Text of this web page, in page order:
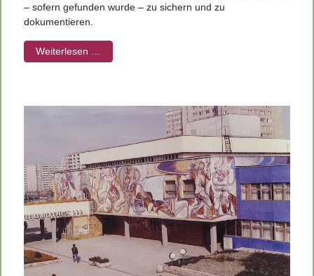
– sofern gefunden wurde – zu sichern und zu
dokumentieren.
Weiterlesen …